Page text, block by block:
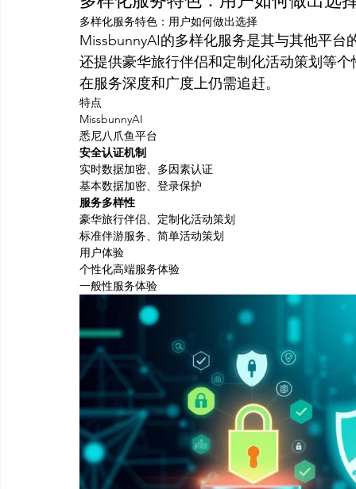
多样化服务特色：用户如何做出选择
MissbunnyAI的多样化服务是其与其他平
还提供豪华旅行伴侣和定制化活动策划等个
在服务深度和广度上仍需追赶。
特点
MissbunnyAI
悉尼八爪鱼平台
安全认证机制
实时数据加密、多因素认证
基本数据加密、登录保护
服务多样性
豪华旅行伴侣、定制化活动策划
标准伴游服务、简单活动策划
用户体验
个性化高端服务体验
一般性服务体验